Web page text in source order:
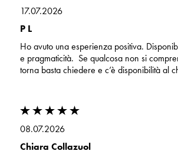
17.07.2026
P L
Ho avuto una esperienza positiva.
e pragmaticità. Se qualcosa non si
torna basta chiedere e c’è disponibilità al
08.07.2026
Chiara Collazuol